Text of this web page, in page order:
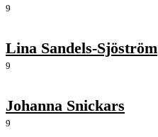
9
Lina Sandels-Sjöström
9
Johanna Snickars
9